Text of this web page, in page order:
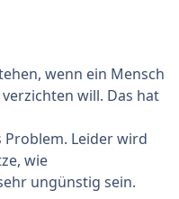
wenn ein Mensch
will. Das hat
Problem. Leider wird
wie
ungünstig sein.